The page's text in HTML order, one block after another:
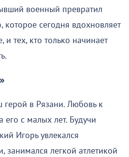
военный превратил
сегодня вдохновляет
и тех, кто только начинает
в Рязани. Любовь к
его с малых лет. Будучи
Игорь увлекался
легкой атлетикой